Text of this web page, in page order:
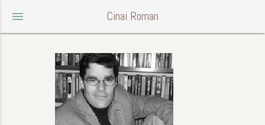
menu Cinai Roman